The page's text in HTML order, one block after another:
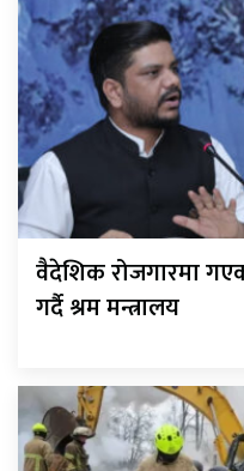
वैदेशिक रोजगारमा
गर्दै श्रम मन्त्रालय